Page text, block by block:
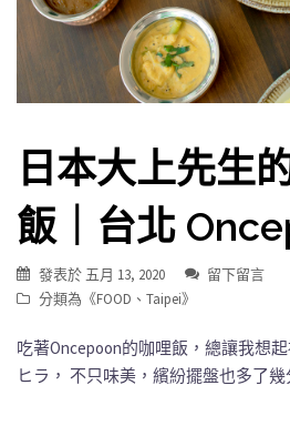
日本大上先生
飯｜台北
發表於 五月 13, 2020
留下留言
分類為《FOOD 、 Taipei》
吃著Oncepoon的咖哩飯，總讓我想
ヒラ， 不只味美，繽紛擺盤也多了